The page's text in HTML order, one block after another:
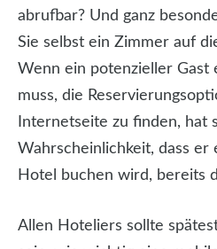
abrufbar? Und ganz
Sie selbst ein Zimmer auf
Wenn ein potenzieller Gast
muss, die
Internetseite zu finden, hat
Wahrscheinlichkeit, dass er
Hotel buchen wird, bereits
Allen Hoteliers sollte